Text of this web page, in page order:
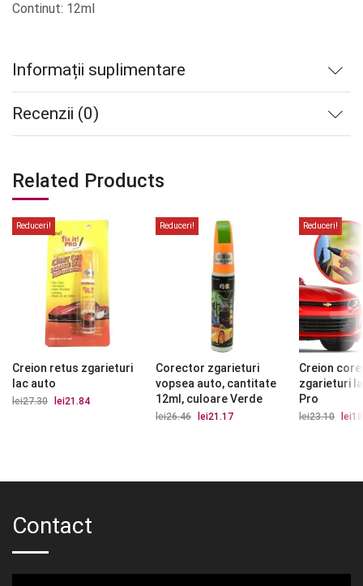
Continut: 12ml
Informații suplimentare
Recenzii (0)
Related Products
Reduceri!
Creion retus zgarieturi
lac auto
lei27.30
Prețul
lei21.84
Reduceri!
Corector zgarieturi
vopsea auto, cantitate
12ml, culoare Verde
lei26.46
Prețul
lei21.17
Reduceri!
Creion
zgarieturi
Pro
lei23.10 lei
Contact